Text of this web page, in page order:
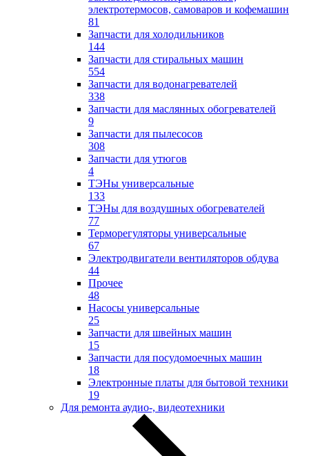
электротермосов, самоваров и кофемашин
81
Запчасти для холодильников
144
Запчасти для стиральных машин
554
Запчасти для водонагревателей
338
Запчасти для маслянных обогревателей
9
Запчасти для пылесосов
308
Запчасти для утюгов
4
ТЭНы универсальные
133
ТЭНы для воздушных обогревателей
77
Терморегуляторы универсальные
67
Электродвигатели вентиляторов обдува
44
Прочее
48
Насосы универсальные
25
Запчасти для швейных машин
15
Запчасти для посудомоечных машин
18
Электронные платы для бытовой техники
19
Для ремонта аудио-, видеотехники